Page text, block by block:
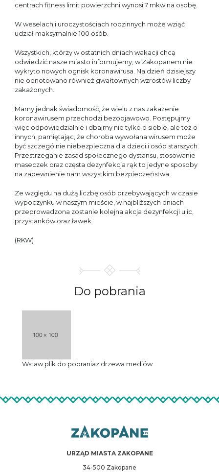
centrach fitness limit powierzchni wynosi 7 mkw na osobę.
W weselach i uroczystościach rodzinnych może wziąć
udział maksymalnie 100 osób.
Wszystkich, którzy w ostatnich dniach wakacji chcą
odwiedzić nasze miasto informujemy, w Zakopanem nie
wykryto nowych ognisk koronawirusa. Na dzień dzisiejszy
nie odnotowano również gwałtownych wzrostów liczby
zakażonych.
Mamy jednak świadomość, że wielu z nas zakażenie
koronawirusem przechodzi bezobjawowo. Postępujmy
więc odpowiedzialnie i dbajmy nie tylko o siebie, ale też o
innych, pamiętając, że choroba wywołana wirusem może
być szczególnie niebezpieczna dla dzieci i osób starszych.
Przestrzeganie zasad społecznego dystansu, stosowanie
maseczek oraz częsta dezynfekcja rąk to jedyne sposoby
na zapewnienie nam wszystkim bezpieczeństwa.
Ze względu na dużą liczbę osób przebywających w czasie
wypoczynku w naszym mieście, w najbliższych dniach
przeprowadzona zostanie kolejna akcja dezynfekcji ulic,
przystanków oraz ławek.
(RKW)
Do pobrania
Wstaw plik do pobraniaz drzewa mediów
URZĄD MIASTA ZAKOPANE
34-500 Zakopane